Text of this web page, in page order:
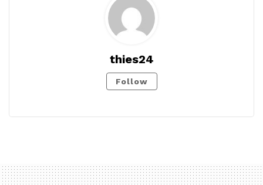
thies24
Follow